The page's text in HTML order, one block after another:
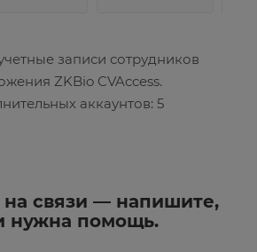
записи сотрудников
ZKBio CVAccess.
аккаунтов: 5
связи — напишите,
нужна помощь.